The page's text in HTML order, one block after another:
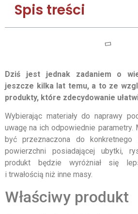
Spis treści
Dziś jest jednak zadaniem o
jeszcze kilka lat temu, a to ze
produkty, które zdecydowanie
Wybierając materiały do naprawy
uwagę na ich odpowiednie parametry.
być przeznaczona do
powierzchni posiadającej ubytki,
produkt będzie wyróżniał się
i trwałością niż inne masy.
Właściwy produkt